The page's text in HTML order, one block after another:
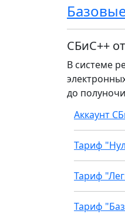
СБиС++
В системе
до
Аккаунт
Тариф
Тариф
Тариф